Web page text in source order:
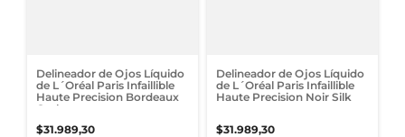
Delineador de Ojos Líquido
de L´Oréal Paris Infaillible
Haute Precision Bordeaux
Cashmere
$31.989,30
Delineador de Ojos Líquido
de L´Oréal Paris Infaillible
Haute Precision Noir Silk
$31.989,30